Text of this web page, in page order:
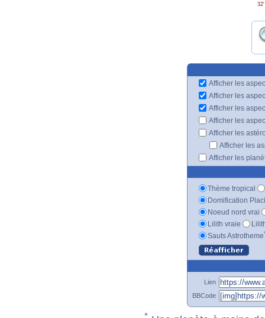
32'
Afficher les
Afficher les
Afficher les
Afficher les
Afficher les
Afficher les
Afficher les
Thème tropical
Domification
Noeud nord vrai
Lilith vraie
Sauts Astrotheme
Lien
BBCode
*